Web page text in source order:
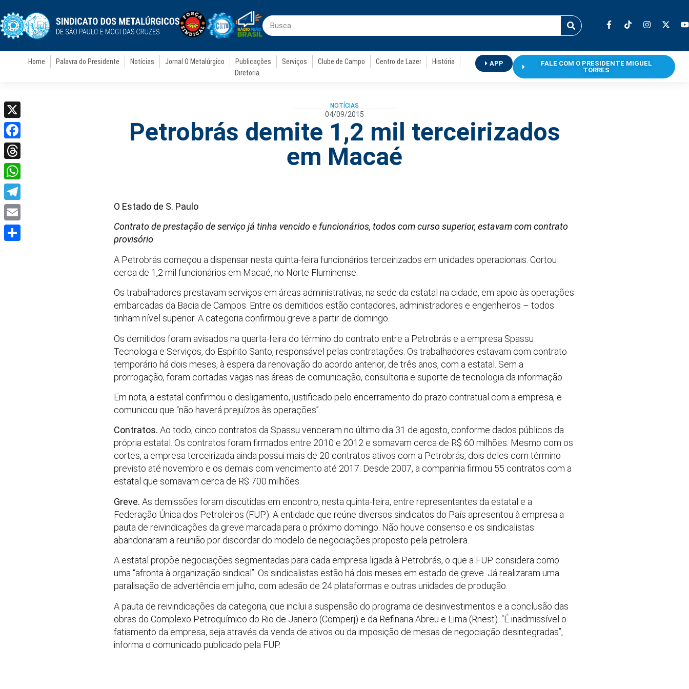
Home Palavra do Presidente Notícias Jornal O Metalúrgico Publicações Serviços Clube de Campo Centro de Lazer
História
Diretoria
APP
FALE COM O PRESIDENTE MIGUEL
TORRES
NOTÍCIAS
04/09/2015
Petrobrás demite 1,2 mil terceirizados
em Macaé
O Estado de S. Paulo
Contrato de prestação de serviço já tinha vencido e funcionários, todos com curso superior, estavam com contrato
provisório
A Petrobrás começou a dispensar nesta quinta-feira funcionários terceirizados em unidades operacionais. Cortou
cerca de 1,2 mil funcionários em Macaé, no Norte Fluminense.
Os trabalhadores prestavam serviços em áreas administrativas, na sede da estatal na cidade, em apoio às operações
embarcadas da Bacia de Campos. Entre os demitidos estão contadores, administradores e engenheiros – todos
tinham nível superior. A categoria confirmou greve a partir de domingo.
Os demitidos foram avisados na quarta-feira do término do contrato entre a Petrobrás e a empresa Spassu
Tecnologia e Serviços, do Espírito Santo, responsável pelas contratações. Os trabalhadores estavam com contrato
temporário há dois meses, à espera da renovação do acordo anterior, de três anos, com a estatal. Sem a
prorrogação, foram cortadas vagas nas áreas de comunicação, consultoria e suporte de tecnologia da informação.
Em nota, a estatal confirmou o desligamento, justificado pelo encerramento do prazo contratual com a empresa, e
comunicou que “não haverá prejuízos às operações”.
Contratos. Ao todo, cinco contratos da Spassu venceram no último dia 31 de agosto, conforme dados públicos da
própria estatal. Os contratos foram firmados entre 2010 e 2012 e somavam cerca de R$ 60 milhões. Mesmo com os
cortes, a empresa terceirizada ainda possui mais de 20 contratos ativos com a Petrobrás, dois deles com término
previsto até novembro e os demais com vencimento até 2017. Desde 2007, a companhia firmou 55 contratos com a
estatal que somavam cerca de R$ 700 milhões.
Greve. As demissões foram discutidas em encontro, nesta quinta-feira, entre representantes da estatal e a
Federação Única dos Petroleiros (FUP). A entidade que reúne diversos sindicatos do País apresentou à empresa a
pauta de reivindicações da greve marcada para o próximo domingo. Não houve consenso e os sindicalistas
abandonaram a reunião por discordar do modelo de negociações proposto pela petroleira.
A estatal propõe negociações segmentadas para cada empresa ligada à Petrobrás, o que a FUP considera como
uma “afronta à organização sindical”. Os sindicalistas estão há dois meses em estado de greve. Já realizaram uma
paralisação de advertência em julho, com adesão de 24 plataformas e outras unidades de produção.
A pauta de reivindicações da categoria, que inclui a suspensão do programa de desinvestimentos e a conclusão das
obras do Complexo Petroquímico do Rio de Janeiro (Comperj) e da Refinaria Abreu e Lima (Rnest). “É inadmissível o
fatiamento da empresa, seja através da venda de ativos ou da imposição de mesas de negociação desintegradas”,
informa o comunicado publicado pela FUP.
X
Facebook
Threads
WhatsApp
Telegram
Email